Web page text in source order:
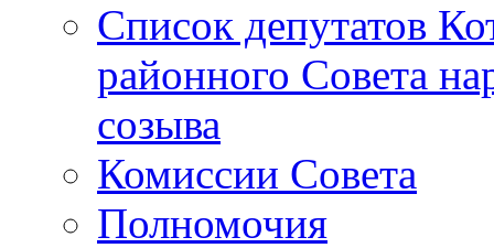
Список депутатов
районного Совета
созыва
Комиссии Совета
Полномочия